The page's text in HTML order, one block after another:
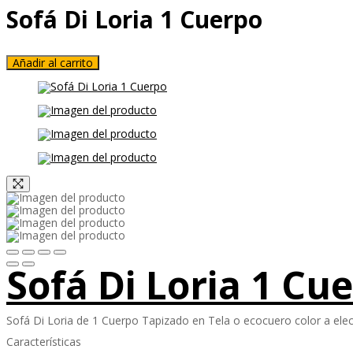
Sofá Di Loria 1 Cuerpo
Añadir al carrito
Sofá Di Loria 1
Sofá Di Loria de 1 Cuerpo Tapizado en Tela o ecocuero color a
Características